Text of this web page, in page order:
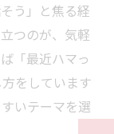
う」と焦る経
つのが、気軽
「最近ハマっ
をしています
いテーマを選